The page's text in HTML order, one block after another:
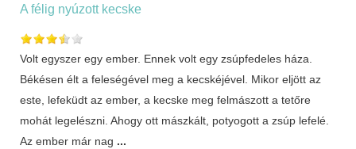
A félig nyúzott kecske
Volt egyszer egy ember. Ennek volt egy zsúpfedeles háza.
Békésen élt a feleségével meg a kecskéjével. Mikor eljött az
este, lefeküdt az ember, a kecske meg felmászott a tetőre
mohát legelészni. Ahogy ott mászkált, potyogott a zsúp lefelé.
Az ember már nag ...